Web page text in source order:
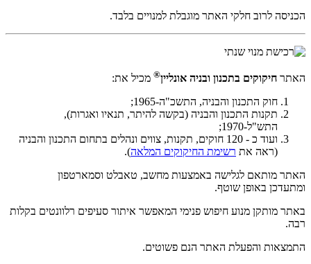
הכניסה לרוב חלקי האתר מוגבלת למנויים בלבד.
האתר חיקוקים בתכנון ובניה אונליין® מכיל את:
חוק התכנון והבניה, התשכ"ה-1965;
תקנות התכנון והבניה (בקשה להיתר, תנאיו ואגרות),
התש"ל-1970;
ועוד כ - 120 חוקים, תקנות, צווים ונהלים בתחום התכנון והבניה
(ראה את רשימת החיקוקים המלאה).
האתר מותאם לגלישה באמצעות מחשב, טאבלט וסמארטפון
ומתעדכן באופן שוטף.
באתר מותקן מנוע חיפוש פנימי המאפשר איתור סעיפים רלוונטים בקלות
רבה.
התמצאות והפעלת האתר הנם פשוטים.